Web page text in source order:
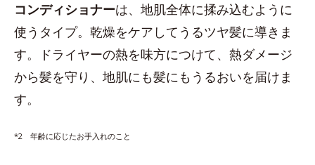
コンディショナーは、地肌全体に揉み込むように
使うタイプ。乾燥をケアしてうるツヤ髪に導きま
す。ドライヤーの熱を味方につけて、熱ダメージ
から髪を守り、地肌にも髪にもうるおいを届けま
す。
*2 年齢に応じたお手入れのこと